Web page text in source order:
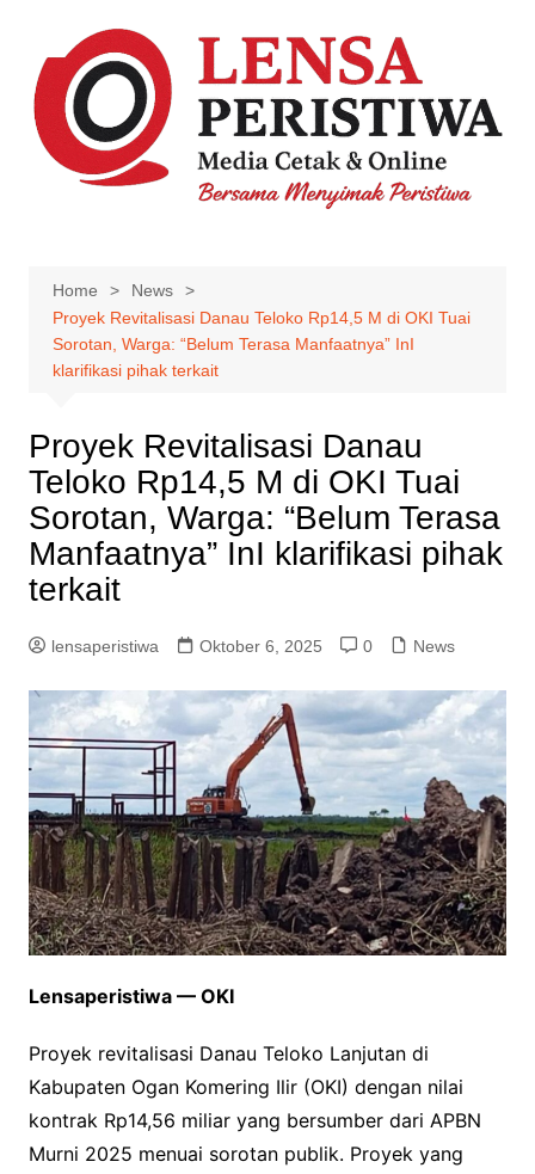
content
Home
News
Proyek Revitalisasi Danau Teloko Rp14,5 M di OKI Tuai
Sorotan, Warga: “Belum Terasa Manfaatnya” InI
klarifikasi pihak terkait
Proyek Revitalisasi Danau
Teloko Rp14,5 M di OKI Tuai
Sorotan, Warga: “Belum Terasa
Manfaatnya” InI klarifikasi pihak
terkait
lensaperistiwa Oktober 6, 2025 0 News
Lensaperistiwa — OKI
Proyek revitalisasi Danau Teloko Lanjutan di
Kabupaten Ogan Komering Ilir (OKI) dengan nilai
kontrak Rp14,56 miliar yang bersumber dari APBN
Murni 2025 menuai sorotan publik. Proyek yang